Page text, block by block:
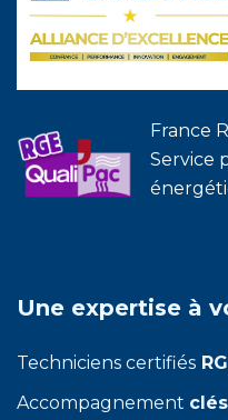
France
Service
Une expertise à
Techniciens certifiés
Accompagnement